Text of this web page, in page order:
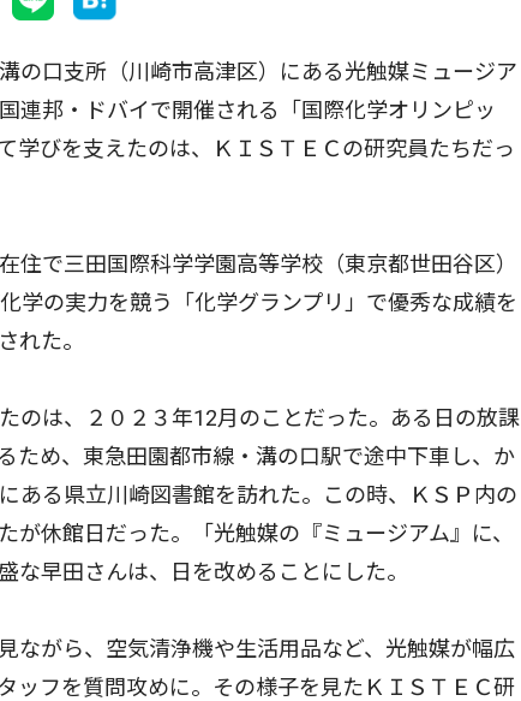
口支所（川崎市高津区）にある光触媒ミュージア
連邦・ドバイで開催される「国際化学オリンピッ
学びを支えたのは、ＫＩＳＴＥＣの研究員たちだっ
で三田国際科学学園高等学校（東京都世田谷区）
学の実力を競う「化学グランプリ」で優秀な成績を
れた。
は、２０２３年12月のことだった。ある日の放課
ため、東急田園都市線・溝の口駅で途中下車し、か
ある県立川崎図書館を訪れた。この時、ＫＳＰ内の
が休館日だった。「光触媒の『ミュージアム』に、
早田さんは、日を改めることにした。
がら、空気清浄機や生活用品など、光触媒が幅広
ッフを質問攻めに。その様子を見たＫＩＳＴＥＣ研